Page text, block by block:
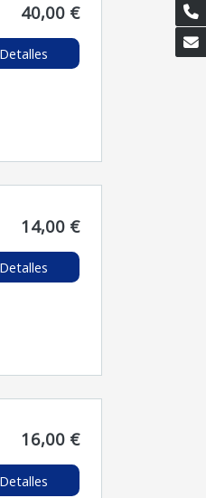
40,00 €
Detalles
14,00 €
Detalles
16,00 €
Detalles